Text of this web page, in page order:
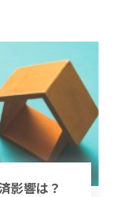
影響は？